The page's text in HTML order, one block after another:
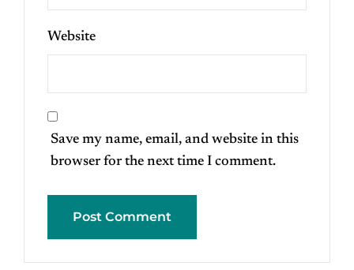
Website
Save my name, email, and website in this
browser for the next time I comment.